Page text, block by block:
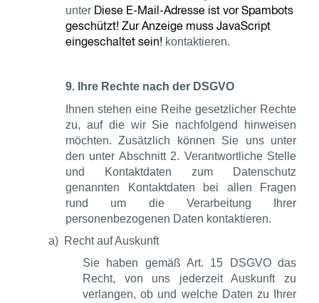
unter Diese E-Mail-Adresse ist vor Spambots
geschützt! Zur Anzeige muss JavaScript
eingeschaltet sein! kontaktieren.
9. Ihre Rechte nach der DSGVO
Ihnen stehen eine Reihe gesetzlicher Rechte
zu, auf die wir Sie nachfolgend hinweisen
möchten. Zusätzlich können Sie uns unter
den unter Abschnitt 2. Verantwortliche Stelle
und Kontaktdaten zum Datenschutz
genannten Kontaktdaten bei allen Fragen
rund um die Verarbeitung Ihrer
personenbezogenen Daten kontaktieren.
a) Recht auf Auskunft
Sie haben gemäß Art. 15 DSGVO das
Recht, von uns jederzeit Auskunft zu
verlangen, ob und welche Daten zu Ihrer